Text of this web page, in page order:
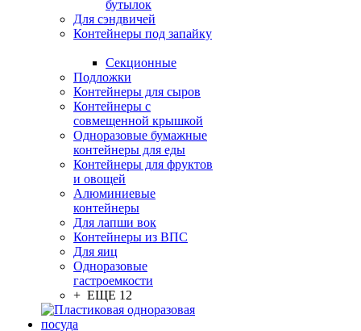
бутылок
Для сэндвичей
Контейнеры под запайку
Секционные
Подложки
Контейнеры для сыров
Контейнеры с
совмещенной крышкой
Одноразовые бумажные
контейнеры для еды
Контейнеры для фруктов
и овощей
Алюминиевые
контейнеры
Для лапши вок
Контейнеры из ВПС
Для яиц
Одноразовые
гастроемкости
+ ЕЩЕ 12